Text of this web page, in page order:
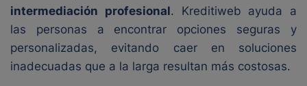
intermediación profesional. Kreditiweb ayuda a
las personas a encontrar opciones seguras y
personalizadas, evitando caer en soluciones
inadecuadas que a la larga resultan más costosas.